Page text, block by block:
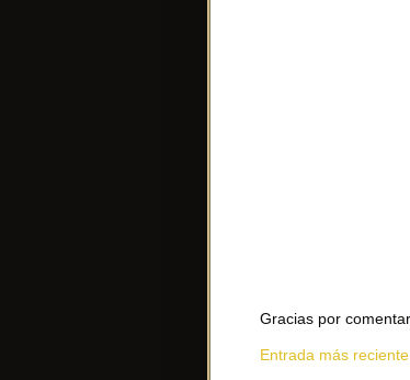
Gracias por comentar
Entrada más reciente